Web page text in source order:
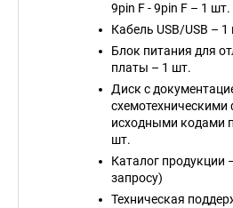
9pin F - 9pin F – 1 шт.
Кабель USB/USB – 1
Блок питания для
платы – 1 шт.
Диск с
исходными кодами
шт.
Каталог продукции
запросу)
Техническая